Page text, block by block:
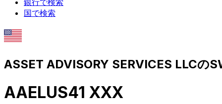
国で検索
ASSET ADVISORY SERVICES LLCの
AAELUS41 XXX